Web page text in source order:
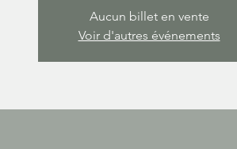
Aucun billet en vente
Voir d'autres événements